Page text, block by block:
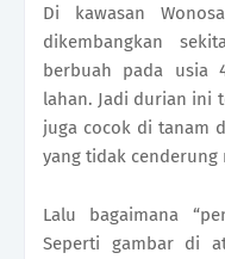
Di kawasan
dikembangkan
berbuah pada usia
lahan. Jadi durian ini
juga cocok di tanam
yang tidak
Lalu bagaimana
Seperti gambar di